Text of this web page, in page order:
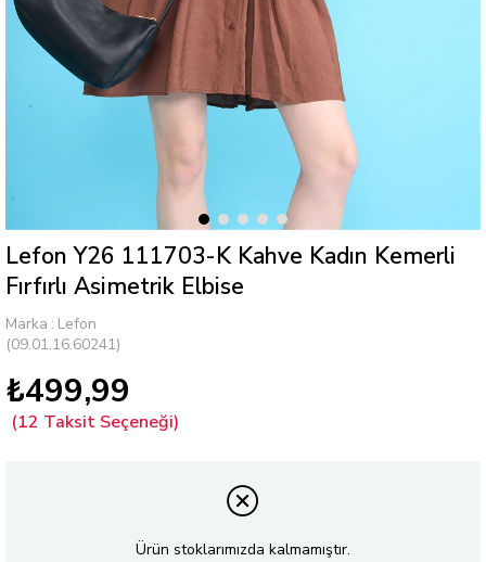
Lefon Y26 111703-K Kahve Kadın Kemerli
Fırfırlı Asimetrik Elbise
Marka : Lefon
(09.01.16.60241)
₺499,99
Ürün stoklarımızda kalmamıştır.